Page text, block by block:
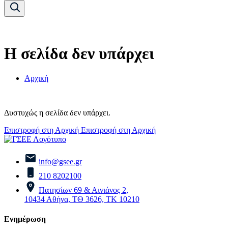
Η σελίδα δεν υπάρχει
Αρχική
Δυστυχώς η σελίδα δεν υπάρχει.
Επιστροφή στη Αρχική Επιστροφή στη Αρχική
info@gsee.gr
210 8202100
Πατησίων 69 & Αινιάνος 2,
10434 Αθήνα, ΤΘ 3626, ΤΚ 10210
Ενημέρωση